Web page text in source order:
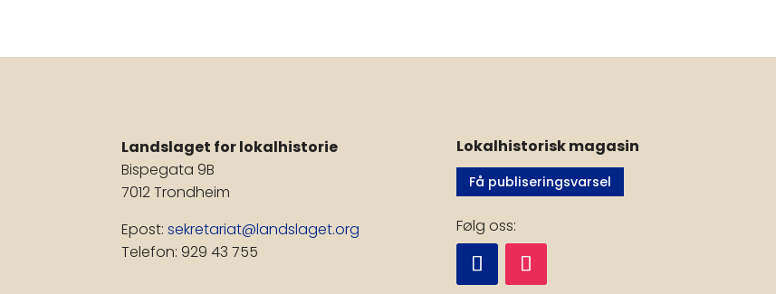
Landslaget for lokalhistorie
Bispegata 9B
7012 Trondheim
Epost:sekretariat@landslaget.org
Telefon: 929 43 755
Lokalhistorisk magasin
Få publiseringsvarsel
Følg oss: